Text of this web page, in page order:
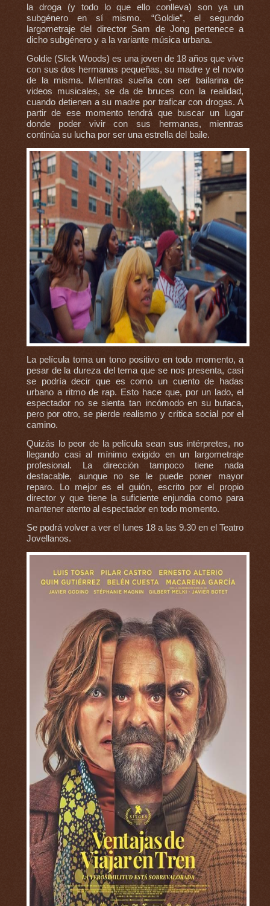
la droga (y todo lo que ello conlleva) son ya un
subgénero en sí mismo. “Goldie”, el segundo
largometraje del director Sam de Jong pertenece a
dicho subgénero y a la variante música urbana.
Goldie (Slick Woods) es una joven de 18 años que vive
con sus dos hermanas pequeñas, su madre y el novio
de la misma. Mientras sueña con ser bailarina de
videos musicales, se da de bruces con la realidad,
cuando detienen a su madre por traficar con drogas. A
partir de ese momento tendrá que buscar un lugar
donde poder vivir con sus hermanas, mientras
continúa su lucha por ser una estrella del baile.
La película toma un tono positivo en todo momento, a
pesar de la dureza del tema que se nos presenta, casi
se podría decir que es como un cuento de hadas
urbano a ritmo de rap. Esto hace que, por un lado, el
espectador no se sienta tan incómodo en su butaca,
pero por otro, se pierde realismo y crítica social por el
camino.
Quizás lo peor de la película sean sus intérpretes, no
llegando casi al mínimo exigido en un largometraje
profesional. La dirección tampoco tiene nada
destacable, aunque no se le puede poner mayor
reparo. Lo mejor es el guión, escrito por el propio
director y que tiene la suficiente enjundia como para
mantener atento al espectador en todo momento.
Se podrá volver a ver el lunes 18 a las 9.30 en el Teatro
Jovellanos.